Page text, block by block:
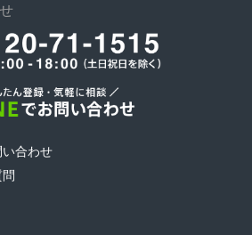
い合わせ